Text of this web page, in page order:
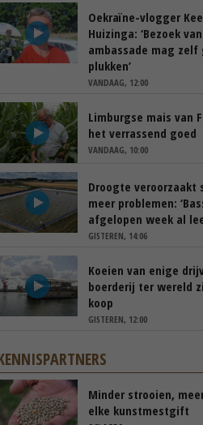
Oekraïne-vlogger
Huizinga: ‘Bezoek
ambassade mag zelf
plukken’
VANDAAG, 12:00
Limburgse mais van
het verrassend goed
VANDAAG, 10:00
Droogte veroorzaakt
meer problemen:
afgelopen week al
GISTEREN, 14:06
Koeien van enige
boerderij ter wereld
koop
GISTEREN, 12:00
Minder strooien,
elke kunstmestgift